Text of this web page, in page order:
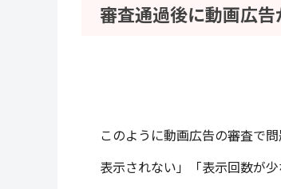
審査通過後に動画広
このように動画広告の審査で
表示されない」「表示回数が